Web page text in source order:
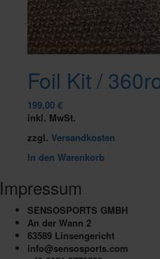
Foil Kit /
199,00 €
inkl. MwSt.
zzgl. Versandkosten
In den Warenkorb
Impressum
SENSOSPORTS GMBH
An der Wann 2
63589 Linsengericht
info@sensosports.com